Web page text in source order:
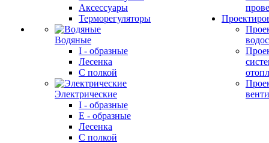
Аксессуары
Терморегуляторы
Водяные
I - образные
Лесенка
С полкой
Электрические
I - образные
E - образные
Лесенка
С полкой